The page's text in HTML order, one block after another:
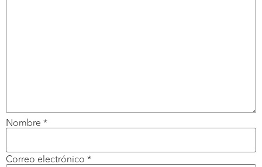
Nombre *
Correo electrónico *